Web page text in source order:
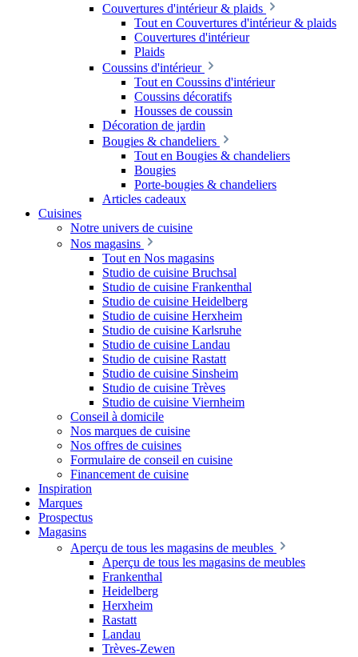
Couvertures d'intérieur & plaids
Tout en Couvertures d'intérieur & plaids
Couvertures d'intérieur
Plaids
Coussins d'intérieur
Tout en Coussins d'intérieur
Coussins décoratifs
Housses de coussin
Décoration de jardin
Bougies & chandeliers
Tout en Bougies & chandeliers
Bougies
Porte-bougies & chandeliers
Articles cadeaux
Cuisines
Notre univers de cuisine
Nos magasins
Tout en Nos magasins
Studio de cuisine Bruchsal
Studio de cuisine Frankenthal
Studio de cuisine Heidelberg
Studio de cuisine Herxheim
Studio de cuisine Karlsruhe
Studio de cuisine Landau
Studio de cuisine Rastatt
Studio de cuisine Sinsheim
Studio de cuisine Trèves
Studio de cuisine Viernheim
Conseil à domicile
Nos marques de cuisine
Nos offres de cuisines
Formulaire de conseil en cuisine
Financement de cuisine
Inspiration
Marques
Prospectus
Magasins
Aperçu de tous les magasins de meubles
Aperçu de tous les magasins de meubles
Frankenthal
Heidelberg
Herxheim
Rastatt
Landau
Trèves-Zewen